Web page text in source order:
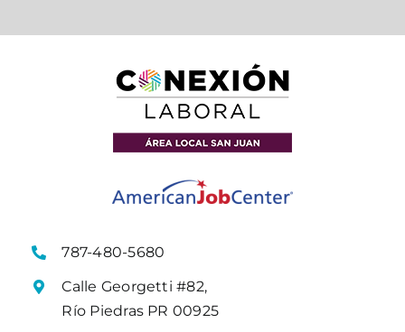
787-480-5680
Calle Georgetti #82,
Río Piedras PR 00925